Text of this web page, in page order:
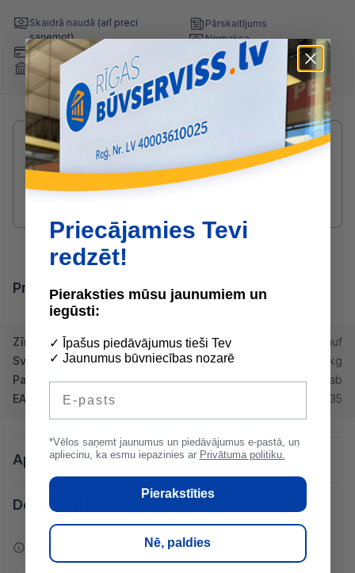
Skaidrā naudā (arī preci
saņemot)
Maksājumu kartes
Internetbankas
Pārskaitījums
Nomaksa
Radušies jautājumi par produktu?
SAZINIES AR DRUVIS:
2233 5731
druvis@buvserviss.lv
Produkta īpašības
Zīmols
Knauf
Svars
20 kg
Paletē
33 gab
EAN
4750614007235
Apraksts
Dokumentācija
Ziņot par kļūdu saturā
Priecājamies Tevi
redzēt!
Pieraksties mūsu jaunumiem un
iegūsti:
✓ Īpašus piedāvājumus tieši Tev
✓ Jaunumus būvniecības nozarē
*Vēlos saņemt jaunumus un piedāvājumus e-pastā, un
apliecinu, ka esmu iepazinies ar Privātuma politiku.
Pierakstīties
Nē, paldies